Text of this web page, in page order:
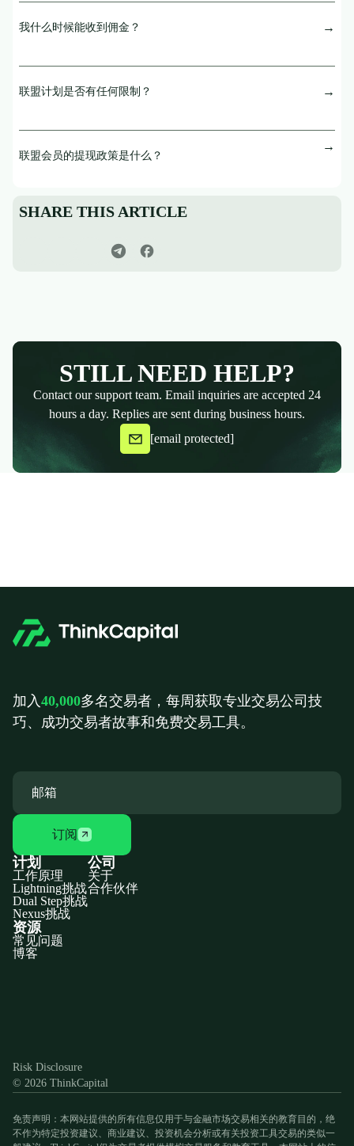
我什么时候能收到佣金？
联盟计划是否有任何限制？
联盟会员的提现政策是什么？
SHARE THIS ARTICLE
STILL NEED HELP?
Contact our support team. Email inquiries are accepted 24
hours a day. Replies are sent during business hours.
[email protected]
加入40,000多名交易者，每周获取专业交易公司技
巧、成功交易者故事和免费交易工具。
订阅
计划
工作原理
Lightning挑战
Dual Step挑战
Nexus挑战
公司
关于
合作伙伴
资源
常见问题
博客
Risk Disclosure
© 2026 ThinkCapital
免责声明：本网站提供的所有信息仅用于与金融市场交易相关的教育目的，绝
不作为特定投资建议、商业建议、投资机会分析或有关投资工具交易的类似一